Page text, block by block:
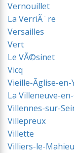
Vernouillet
La VerriÃ¨re
Versailles
Vert
Le VÃ©sinet
Vicq
Vieille-Ãglise-
La Villeneuve-
Villennes-sur-
Villepreux
Villette
Villiers-le-Mahieu